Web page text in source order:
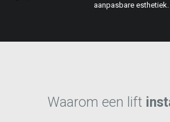
aanpasbare esthetiek.
Waarom een lift